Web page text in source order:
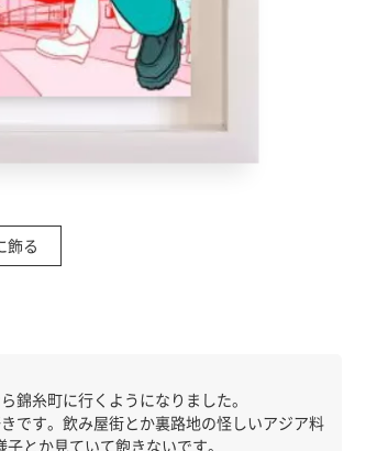
飾る
錦糸町に行くようになりました。
です。飲み屋街とか裏路地の怪しいアジア料
とか見ていて飽きないです。